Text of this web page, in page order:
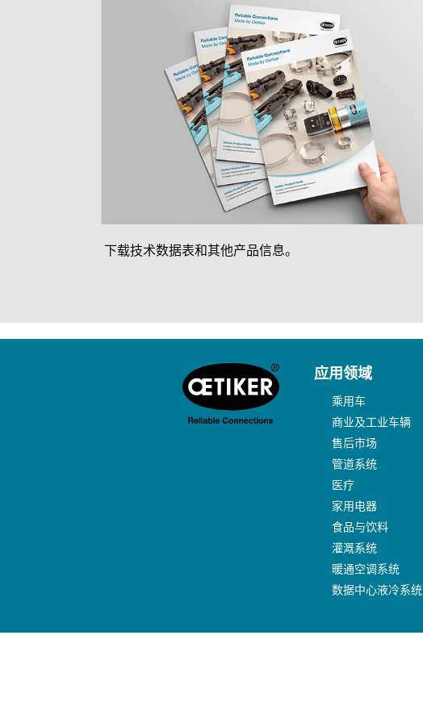
下载技术数据表和其他产品信息。
应用领域
乘用车
商业及工业车辆
售后市场
管道系统
医疗
家用电器
食品与饮料
灌溉系统
暖通空调系统
数据中心液冷系统